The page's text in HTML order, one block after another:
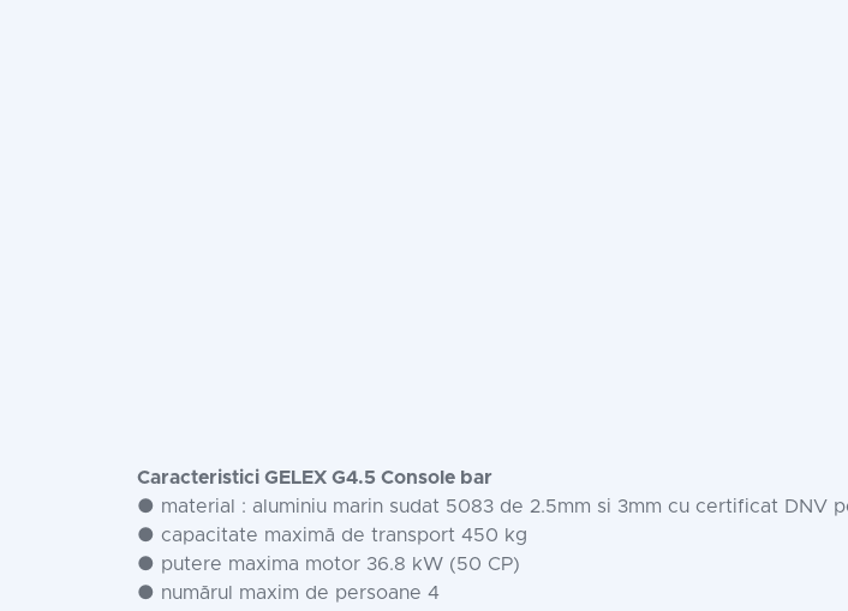
Caracteristici GELEX G4.5 Console bar
● material : aluminiu marin sudat 5083 de 2.5mm si 3mm cu certificat DNV
● capacitate maximă de transport 450 kg
● putere maxima motor 36.8 kW (50 CP)
● numărul maxim de persoane 4